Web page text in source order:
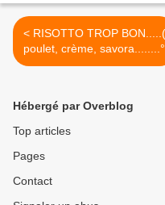
< RISOTTO TROP BON.....(
poulet, crème, savora........°
Hébergé par Overblog
Top articles
Pages
Contact